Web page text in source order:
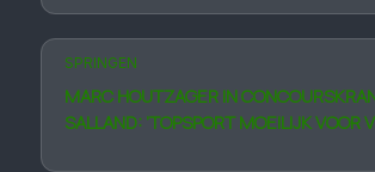
SPRINGEN
MARC HOUTZAGER IN
SALLAND: ’TOPSPORT MOEILIJK VOOR